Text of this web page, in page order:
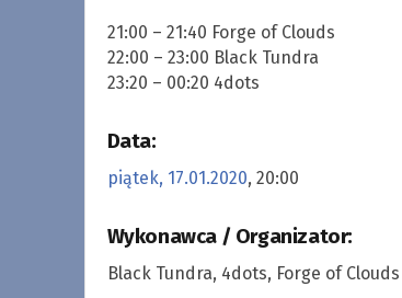
21:00 – 21:40 Forge of Clouds
22:00 – 23:00 Black Tundra
23:20 – 00:20 4dots
Data:
piątek, 17.01.2020, 20:00
Wykonawca / Organizator:
Black Tundra, 4dots, Forge of Clouds